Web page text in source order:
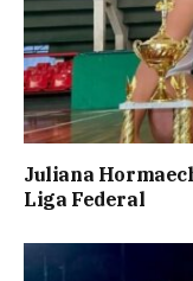
Juliana
Liga Federal